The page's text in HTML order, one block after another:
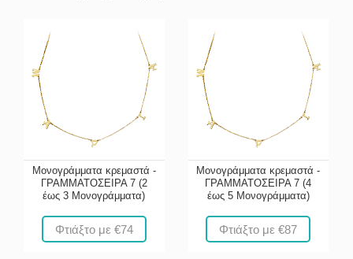
Μονογράμματα κρεμαστά -
ΓΡΑΜΜΑΤΟΣΕΙΡΑ 7 (2
έως 3 Μονογράμματα)
Φτιάξτο με €74
Μονογράμματα κρεμαστά -
ΓΡΑΜΜΑΤΟΣΕΙΡΑ 7 (4
έως 5 Μονογράμματα)
Φτιάξτο με €87